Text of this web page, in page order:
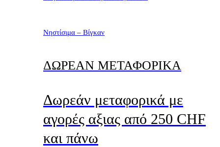
Νηστίσιμα – Βίγκαν
ΔΩΡΕΑΝ ΜΕΤΑΦΟΡΙΚΑ
Δωρεάν μεταφορικά με
αγορές αξιας από 250 CHF
και πάνω